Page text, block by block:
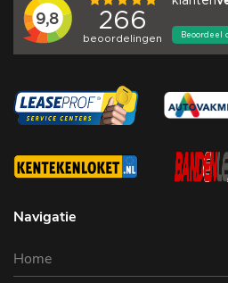
Navigatie
Home